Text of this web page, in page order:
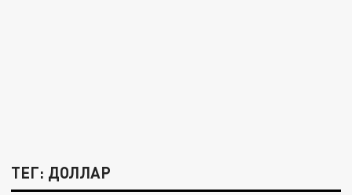
ТЕГ: ДОЛЛАР